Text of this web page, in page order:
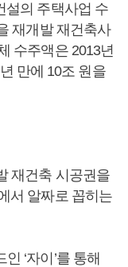
설의 주택사업 수
재개발 재건축사
수주액은 2013년
만에 10조 원을
재건축 시공권을
서 알짜로 꼽히는
‘자이’를 통해